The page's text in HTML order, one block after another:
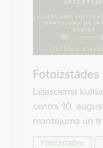
Fotoizstādes
Lejasciema
centrs 10.
mantojuma un
Fotoizstādes